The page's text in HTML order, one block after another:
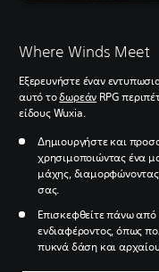
Where Winds Meet
Εξερευνήστε έναν
αυτό τοδωρεάν RPG
είδους Wuxia.
Δημιουργήστε και
χρησιμοποιώντας ένα
μάχης,
σας.
Επισκεφθείτε πάνω από
ενδιαφέροντος, όπως
πυκνά δάση και